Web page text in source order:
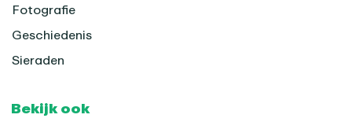
Fotografie
Geschiedenis
Sieraden
Bekijk ook